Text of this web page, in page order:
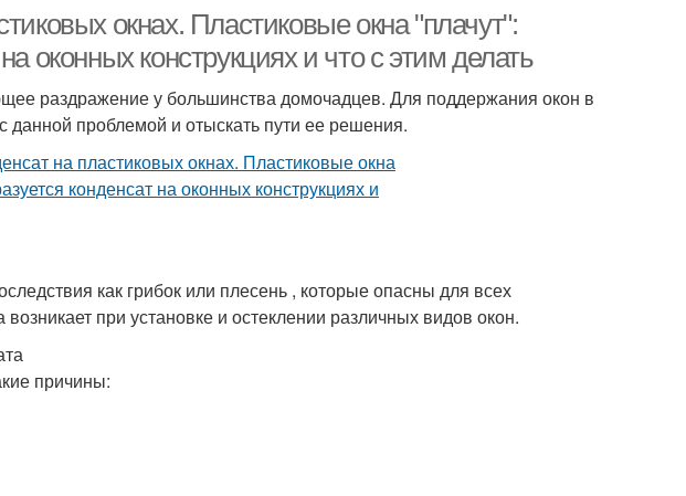
окнах. Пластиковые окна "плачут":
оконных конструкциях и что с этим делать
раздражение у большинства домочадцев. Для поддержания окон в
данной проблемой и отыскать пути ее решения.
как грибок или плесень , которые опасны для всех
при установке и остеклении различных видов окон.
причины: